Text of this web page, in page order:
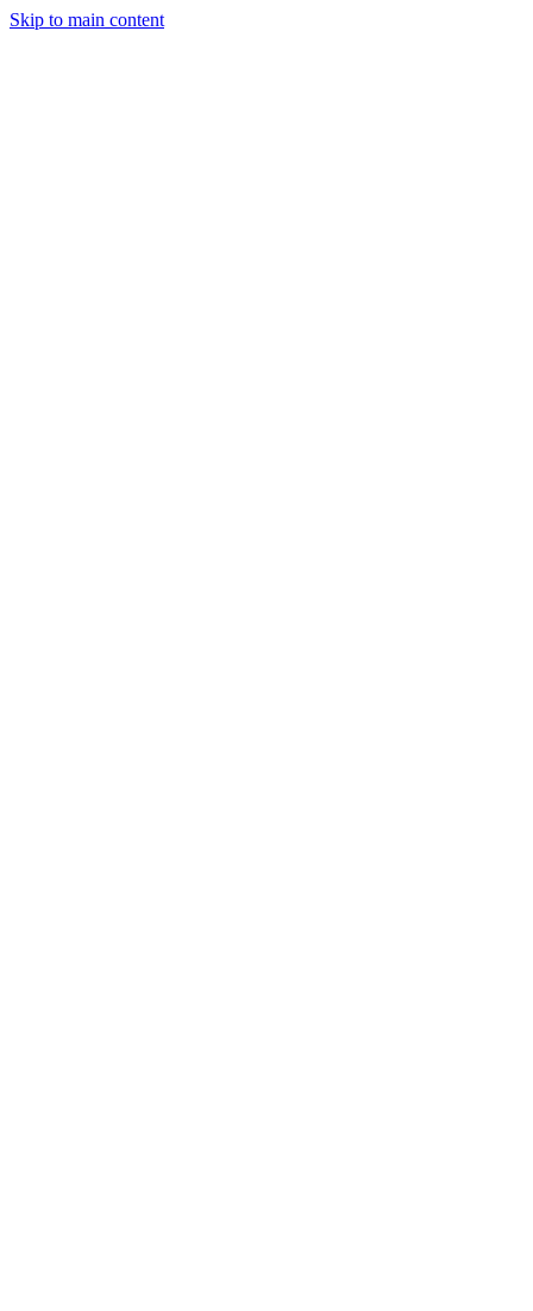
Skip to main content